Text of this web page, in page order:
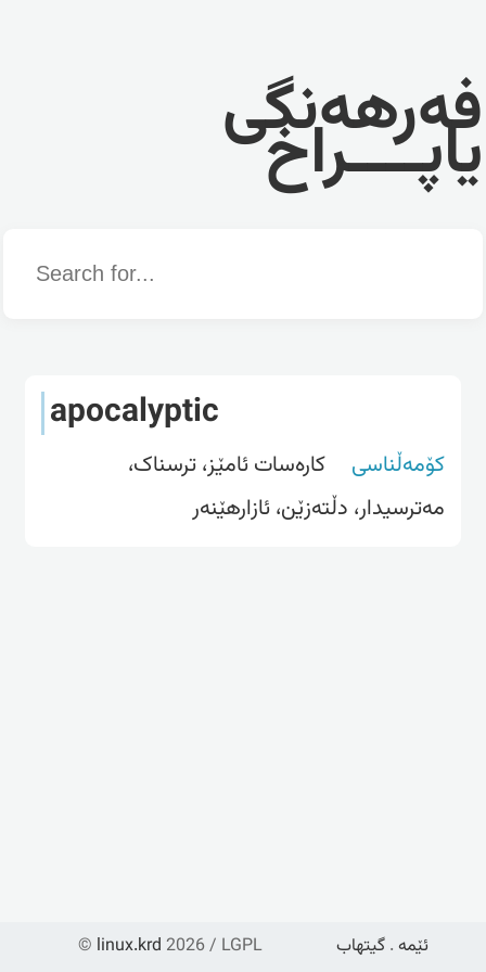
فەرهەنگی
یاپــــراخ
Word
apocalyptic
کۆمەڵناسی
کارەسات ئامێز، ترسناک،
مەترسیدار، دڵتەزێن، ئازارهێنەر
© linux.krd 2026 / LGPL ئێمە . گیتهاب